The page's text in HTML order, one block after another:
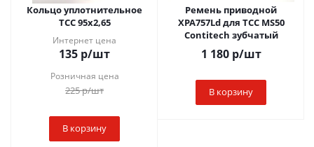
Кольцо уплотнительное
ТСС 95х2,65
Интернет цена
135 р/шт
Розничная цена
225р/шт
В корзину
Ремень приводной
XPA757Ld для ТСС MS50
Contitech зубчатый
1 180р/шт
В корзину